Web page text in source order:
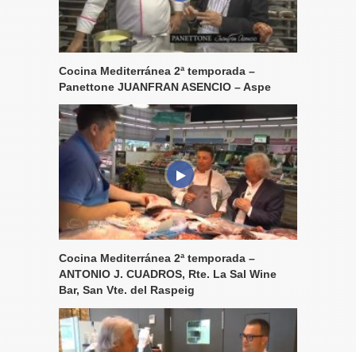
Cocina Mediterránea 2ª temporada –
Panettone JUANFRAN ASENCIO – Aspe
Cocina Mediterránea 2ª temporada –
ANTONIO J. CUADROS, Rte. La Sal Wine
Bar, San Vte. del Raspeig